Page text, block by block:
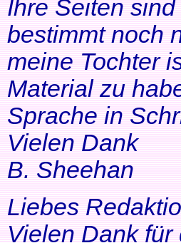
Ihre Seiten
bestimmt noch
meine Tochter
Material zu
Sprache in
Vielen Dank
B. Sheehan
Liebes
Vielen Dank